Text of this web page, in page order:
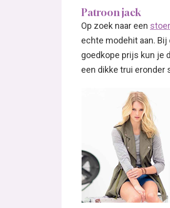
Patroon jack
Op zoek naar een
echte modehit aan.
goedkope prijs kun je
een dikke trui eronder